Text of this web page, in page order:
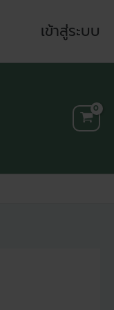
เข้าสู่ระบบ